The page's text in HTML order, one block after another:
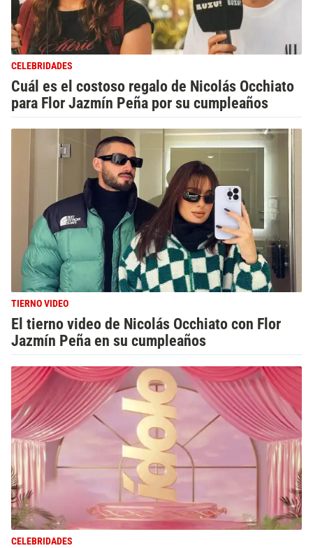
CELEBRIDADES
Cuál es el costoso regalo de Nicolás Occhiato
para Flor Jazmín Peña por su cumpleaños
TIERNO VIDEO
El tierno video de Nicolás Occhiato con Flor
Jazmín Peña en su cumpleaños
CELEBRIDADES